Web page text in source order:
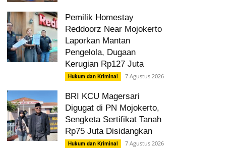
Pemilik Homestay
Reddoorz Near Mojokerto
Laporkan Mantan
Pengelola, Dugaan
Kerugian Rp127 Juta
Hukum dan Kriminal 7 Agustus 2026
BRI KCU Magersari
Digugat di PN Mojokerto,
Sengketa Sertifikat Tanah
Rp75 Juta Disidangkan
Hukum dan Kriminal 7 Agustus 2026